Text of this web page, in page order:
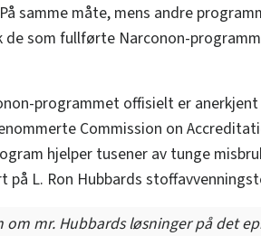
samme måte, mens andre
som fullførte Narconon-
programmet offisielt er
Commission on
hjelper tusener av tunge
på L. Ron Hubbards
mr. Hubbards løsninger på det